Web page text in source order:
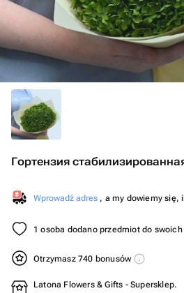
Гортензия
Wprowadź adres , a my dowiemy się,
1 osoba dodano przedmiot do
Otrzymasz 740 bonusów
Latona Flowers & Gifts - Supersklep.